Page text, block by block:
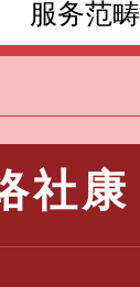
服务范畴
社康